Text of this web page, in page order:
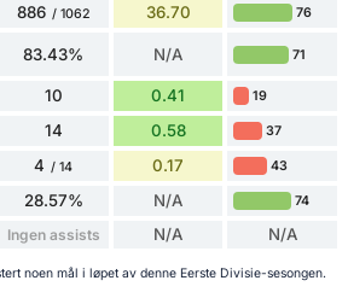
886 / 1062 36.70 76
83.43% N/A 71
10 0.41 19
14 0.58 37
4 / 14 0.17 43
28.57% N/A 74
Ingen assists N/A N/A
noen mål i løpet av denne Eerste Divisie-sesongen.